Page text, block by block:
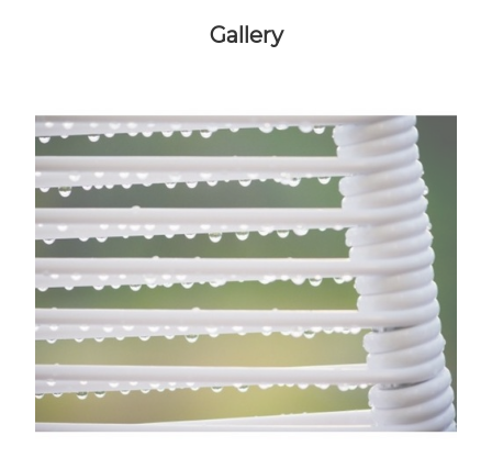
Gallery